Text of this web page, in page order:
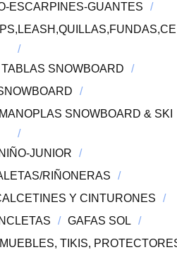
ESCARPINES-GUANTES
TABLAS SNOWBOARD
SNOWBOARD & SKI
JUNIOR
RIÑONERAS
Y CINTURONES
GAFAS SOL
TIKIS,